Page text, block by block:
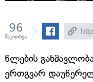
96
წაკითხვა
წლების
ერთგვარ